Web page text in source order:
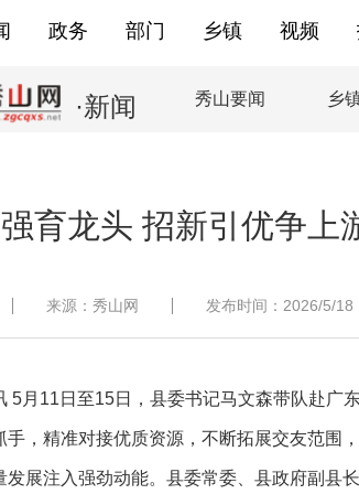
政务 部门 乡镇 视频
·新闻 秀山要闻 乡
育龙头 招新引优争上
来源：秀山网 发布时间：2026/5/18
5月11日至15日，县委书记马文森带队赴广
手，精准对接优质资源，不断拓展交友范围
发展注入强劲动能。县委常委、县政府副县